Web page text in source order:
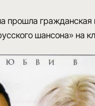
прошла гражданская
шансона» на